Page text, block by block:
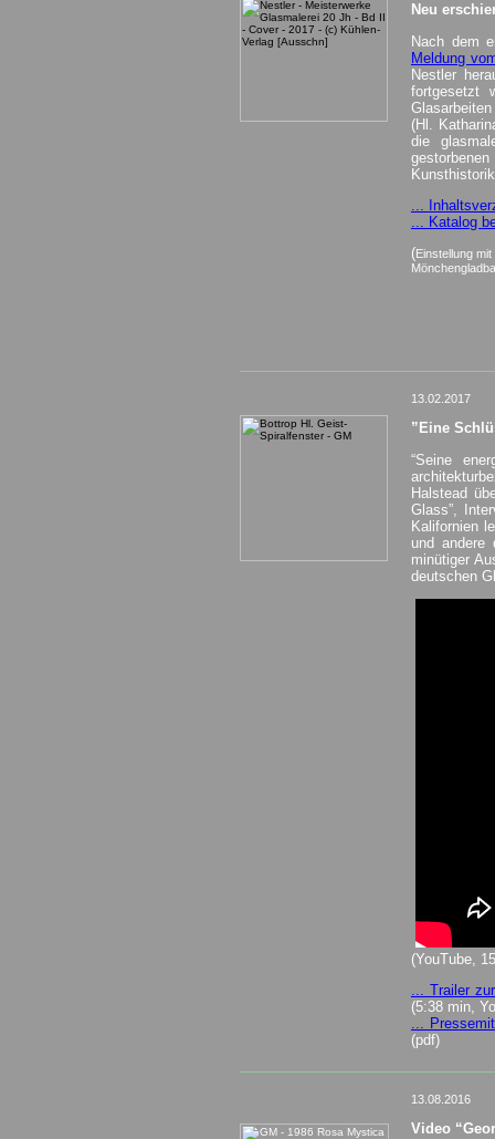
Neu
Nach dem
Meldung
Nestler
fortgesetzt
(Hl.
die
...
... Katalog
(Einstellung
13.02.2017
”Eine
“Seine
Halstead
Glass”,
Kalifornien
und andere
minütiger
deutschen
(YouTube,
... Trailer
(5:38 min,
...
(pdf)
13.08.2016
Video